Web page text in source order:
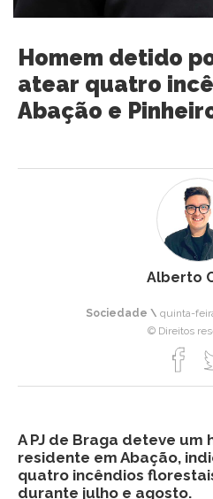
Homem detido
atear quatro
Abação e
Alberto
Sociedade \ quinta-
© Direitos
A PJ de Braga deteve um
residente em Abação,
quatro incêndios
durante julho e agosto.